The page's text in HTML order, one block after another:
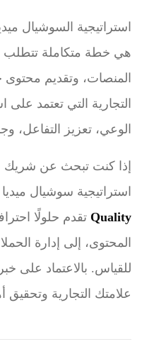
استراتيجية السوشيال
هي خطة متكاملة تتطلب
المنصات، وتقديم محتوى
التجارية التي تعتمد
الوعي، تعزيز التفاعل،
إذا كنت تبحث عن شريك
استراتيجية سوشيال
Quality تقدم حلولًا
المحتوى، إلى إدارة
للقياس. بالاعتماد على
علامتك التجارية وتحقيق